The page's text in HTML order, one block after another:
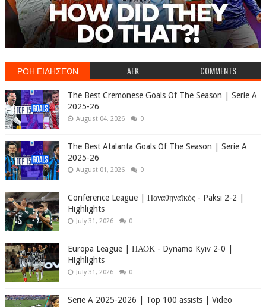
ΡΟΗ ΕΙΔΗΣΕΩΝ AEK COMMENTS
The Best Cremonese Goals Of The Season | Serie A
2025-26
August 04, 2026 0
The Best Atalanta Goals Of The Season | Serie A
2025-26
August 01, 2026 0
Conference League | Παναθηναϊκός - Paksi 2-2 |
Highlights
July 31, 2026 0
Europa League | ΠΑΟΚ - Dynamo Kyiv 2-0 |
Highlights
July 31, 2026 0
Serie A 2025-2026 | Top 100 assists | Video